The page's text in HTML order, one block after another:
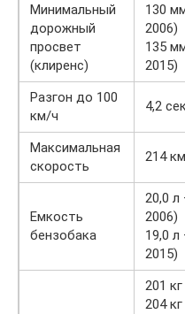
Минимальный
дорожный
просвет
(клиренс)
130
2006)
135
2015)
Разгон до 100
км/ч
4,2
Максимальная
скорость
214
Емкость
бензобака
20,0 л
2006)
19,0 л
2015)
201
204